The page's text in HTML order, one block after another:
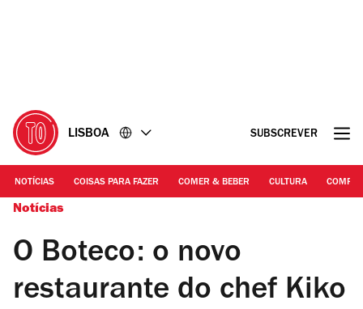
LISBOA SUBSCREVER
NOTÍCIAS COISAS PARA FAZER COMER & BEBER CULTURA
Notícias
O Boteco: o novo
restaurante do chef Kiko